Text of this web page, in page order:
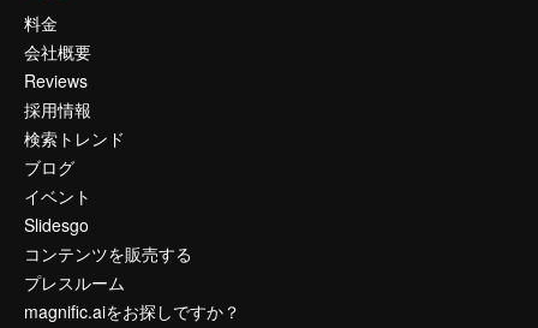
料金
会社概要
Reviews
採用情報
検索トレンド
ブログ
イベント
Slidesgo
コンテンツを販売する
プレスルーム
magnific.aiをお探しですか？